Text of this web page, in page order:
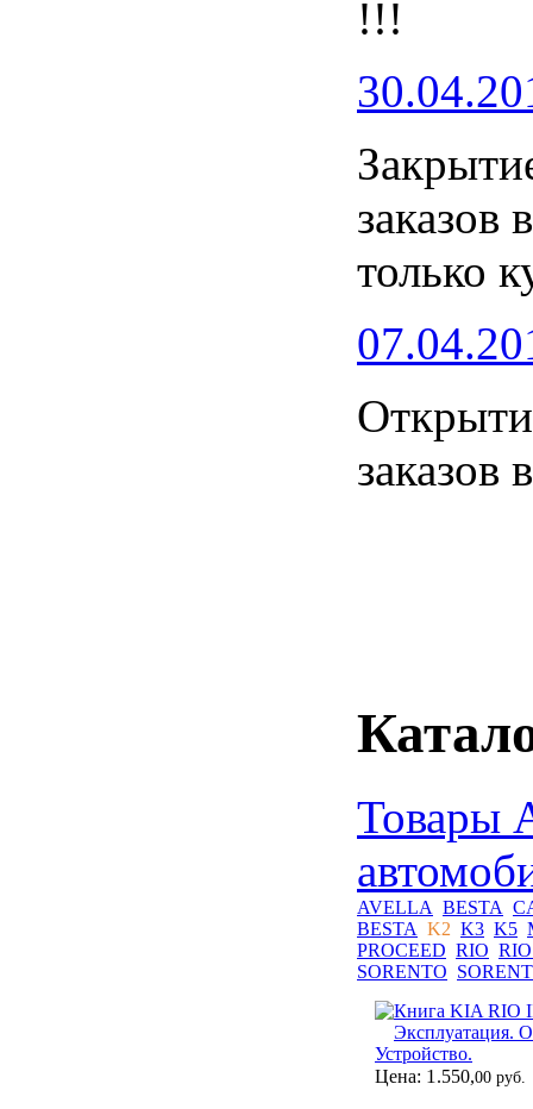
!!!
только
заказов
Товары
AVELLA BESTA
BESTA K2 K3 K5
PROCEED RIO
SORENTO
Книга KIA RIO
Эксплуатация.
Устройство.
Цена: 1.550,00 руб.